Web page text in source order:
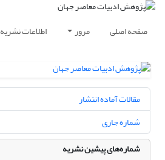
صفحه اصلی مرور اطلاعات نشریه
مقالات آماده انتشار
شماره جاری
شماره‌های پیشین نشریه